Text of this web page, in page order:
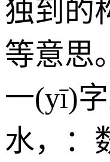
独到的
等意思。
一(yī)
水，：